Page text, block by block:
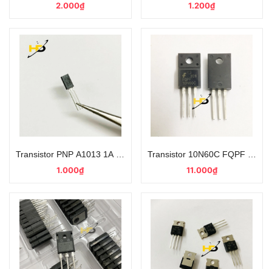
2.000₫
1.200₫
Transistor PNP A1013 1A 160V TO-92 Kiểu Chân Cắm
1.000₫
Transistor 10N60C FQPF
11.000₫